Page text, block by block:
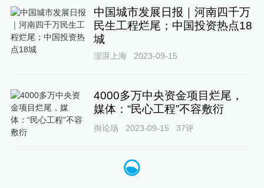
中国城市发展日报｜河南四千万
民生工程烂尾；中国投资热点18
城
澎湃上海 2023-09-15
4000多万中央资金项目烂尾，
媒体：“民心工程”不容敷衍
舆论场 2023-09-15 37评